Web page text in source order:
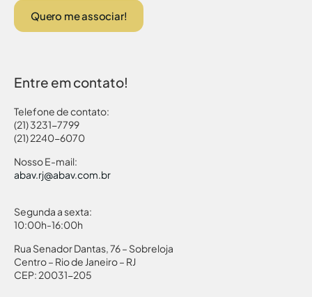
Quero me associar!
Entre em contato!
Telefone de contato:
(21) 3231-7799
(21) 2240-6070
Nosso E-mail:
abav.rj@abav.com.br
Segunda a sexta:
10:00h-16:00h
Rua Senador Dantas, 76 – Sobreloja
Centro – Rio de Janeiro – RJ
CEP: 20031-205